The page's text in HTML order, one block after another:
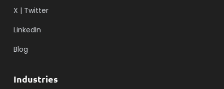
X | Twitter
LinkedIn
Blog
Industries